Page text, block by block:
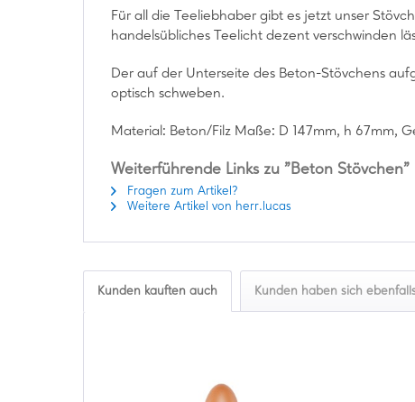
Für all die Teeliebhaber gibt es jetzt unser
handelsübliches Teelicht dezent verschwinden
Der auf der Unterseite des Beton-Stövchens
optisch schweben.
Material: Beton/Filz Maße: D 147mm, h 67mm,
Weiterführende Links zu "Beton Stövchen"
Fragen zum Artikel?
Weitere Artikel von herr.lucas
Kunden kauften auch Kunden haben sich